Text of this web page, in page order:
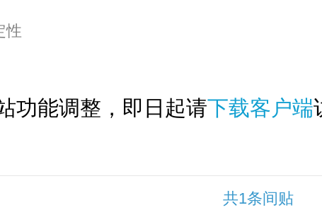
性
功能调整，即日起请下载客户端
共1条间贴